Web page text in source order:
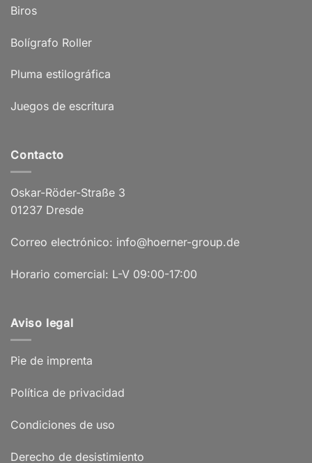
Biros
Bolígrafo Roller
Pluma estilográfica
Juegos de escritura
Contacto
Oskar-Röder-Straße 3
01237 Dresde
Correo electrónico: info@hoerner-group.de
Horario comercial: L-V 09:00-17:00
Aviso legal
Pie de imprenta
Política de privacidad
Condiciones de uso
Derecho de desistimiento